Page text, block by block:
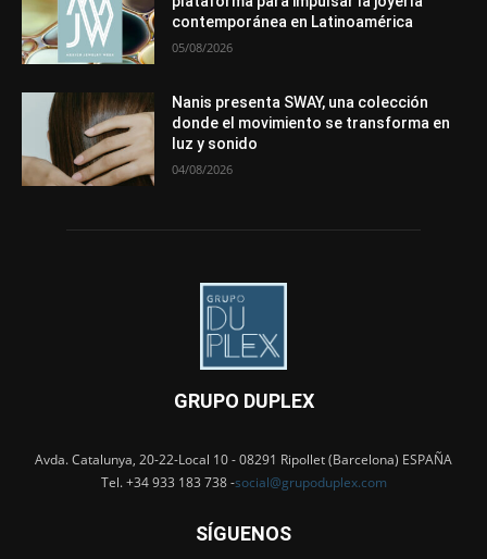
contemporánea en Latinoamérica
05/08/2026
Nanis presenta SWAY, una colección
donde el movimiento se transforma en
luz y sonido
04/08/2026
GRUPO DUPLEX
Avda. Catalunya, 20-22-Local 10 - 08291 Ripollet (Barcelona) ESPAÑA
Tel. +34 933 183 738 -social@grupoduplex.com
SÍGUENOS